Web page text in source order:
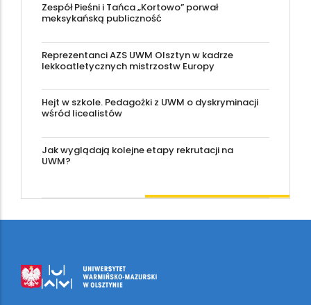
Zespół Pieśni i Tańca „Kortowo” porwał
meksykańską publiczność
Reprezentanci AZS UWM Olsztyn w kadrze
lekkoatletycznych mistrzostw Europy
Hejt w szkole. Pedagożki z UWM o dyskryminacji
wśród licealistów
Jak wyglądają kolejne etapy rekrutacji na
UWM?